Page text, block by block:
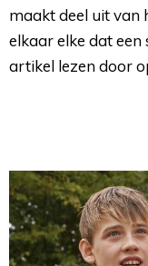
maakt deel uit van
elkaar elke dat
artikel lezen door